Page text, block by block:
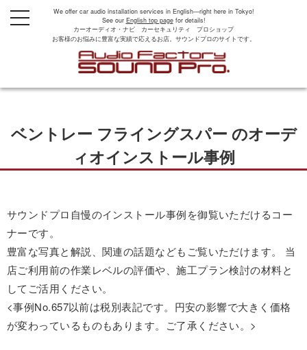
We offer car audio installation services in English—right here in Tokyo!
See our English top pagefor details!
カーオーディオ・ナビ カーセキュリティ プロショップ
お客様のお悩みに豊富な実績で応えるお店。サウンドプロのサイトです。
t
o
a
a
t
n
ベントレー フライングスパー のオーデ
ィオインストール事例
サウンドプロ自慢のインストール事例を御覧いただけるコー
ナーです。
豊富な写真と解説、関連の話題などもご覧いただけます。 当
店ご利用前の作業レベルの評価や、施工プラン検討の材料と
してご活用ください。
<事例No.657以前は税別表記です。円安の影響で大きく価格
が変わっているものもあります。ご了承ください。>